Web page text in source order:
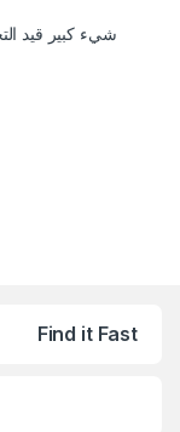
شيء كبير قيد
Find it Fast